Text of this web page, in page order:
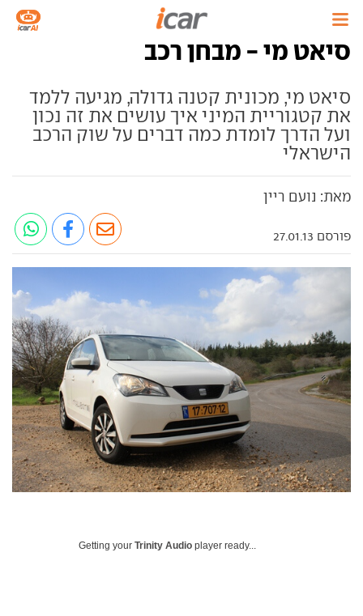
סיאט מי - מבחן רכב
סיאט מי, מכונית קטנה גדולה, מגיעה ללמד
את קטגוריית המיני איך עושים את זה נכון
ועל הדרך לומדת כמה דברים על שוק הרכב
הישראלי
מאת: נועם ריין
פורסם 27.01.13
Getting your Trinity Audio player ready...